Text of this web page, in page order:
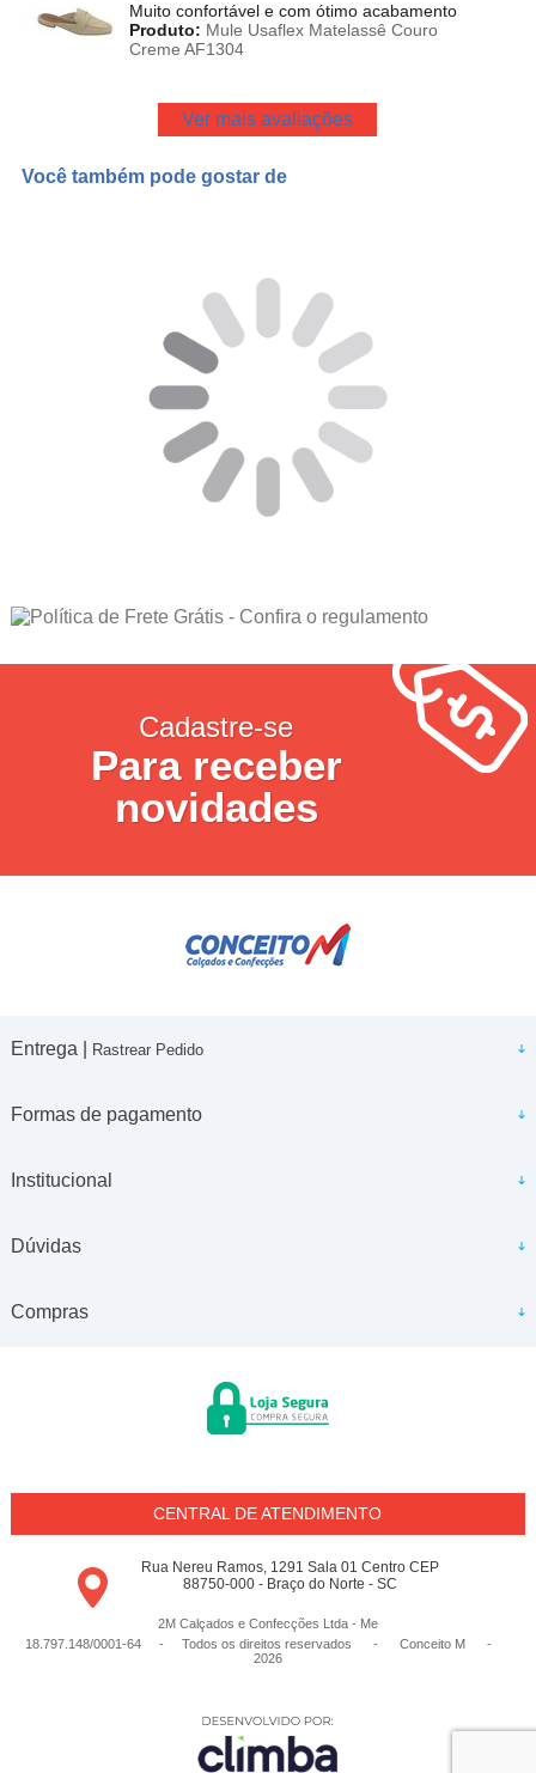
Muito confortável e com ótimo acabamento
Produto: Mule Usaflex Matelassê Couro
Creme AF1304
Ver mais avaliações
Você também pode gostar de
Cadastre-se
Para receber
novidades
Entrega | Rastrear Pedido
Formas de pagamento
Institucional
Dúvidas
Compras
CENTRAL DE ATENDIMENTO
Rua Nereu Ramos, 1291 Sala 01 Centro CEP
88750-000 - Braço do Norte - SC
2M Calçados e Confecções Ltda - Me
18.797.148/0001-64 - Todos os direitos reservados
- Conceito M
-
2026